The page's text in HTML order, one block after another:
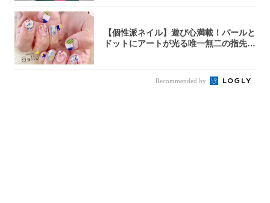
【個性派ネイル】遊び心満載！パールと
ドットにアートが光る唯一無二の指先が
Recommended by